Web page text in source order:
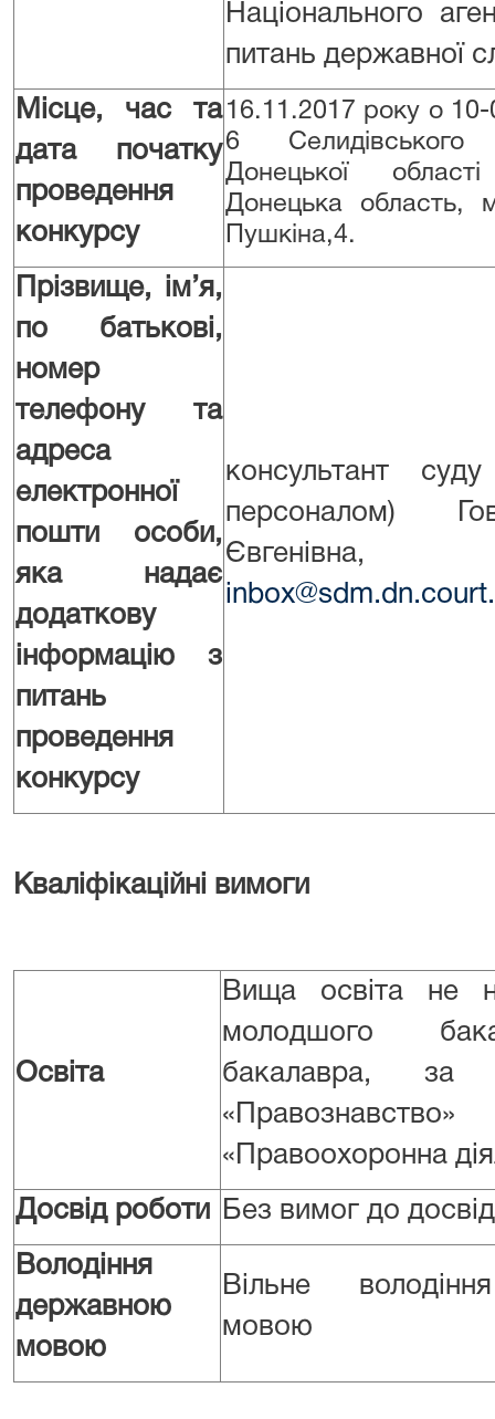
Національного
питань державної
Місце, час та
дата початку
проведення
конкурсу
16.11.2017 року о
6
Донецької
Донецька область,
Пушкіна,4.
Прізвище, ім’я,
по батькові,
номер
телефону та
адреса
електронної
пошти особи,
яка надає
додаткову
інформацію з
питань
проведення
конкурсу
консультант
персоналом)
Євгенівна,
Кваліфікаційні вимоги
Освіта
Вища освіта не
молодшого
бакалавра, за
«Правоохоронна
Досвід роботи Без вимог до
Володіння
державною
мовою
Вільне
мовою